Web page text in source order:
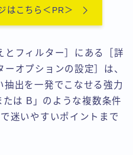
はこちら＜PR＞
とフィルター］にある［詳
オプションの設定］は、
抽出を一発でこなせる強力
は B」のような複数条件
迷いやすいポイントまで